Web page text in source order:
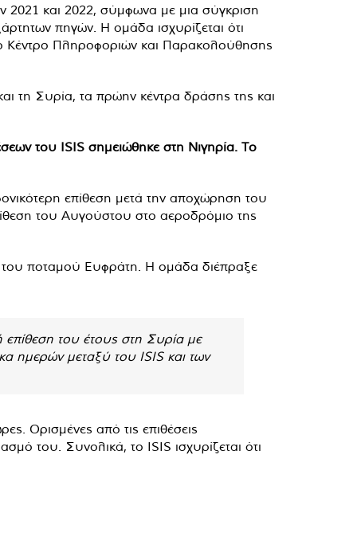
2021 και 2022, σύμφωνα με μια σύγκριση
πηγών. Η ομάδα ισχυρίζεται ότι
Κέντρο Πληροφοριών και Παρακολούθησης
τη Συρία, τα πρώην κέντρα δράσης της και
του ISIS σημειώθηκε στη Νιγηρία. Το
επίθεση μετά την αποχώρηση του
του Αυγούστου στο αεροδρόμιο της
του ποταμού Ευφράτη. Η ομάδα διέπραξε
επίθεση του έτους στη Συρία με
ημερών μεταξύ του ISIS και των
Ορισμένες από τις επιθέσεις
του. Συνολικά, το ISIS ισχυρίζεται ότι